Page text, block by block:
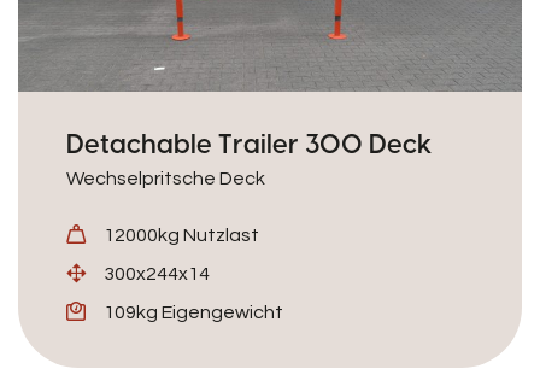
Detachable Trailer 300 Deck
Wechselpritsche Deck
12000kg Nutzlast
300x244x14
109kg Eigengewicht